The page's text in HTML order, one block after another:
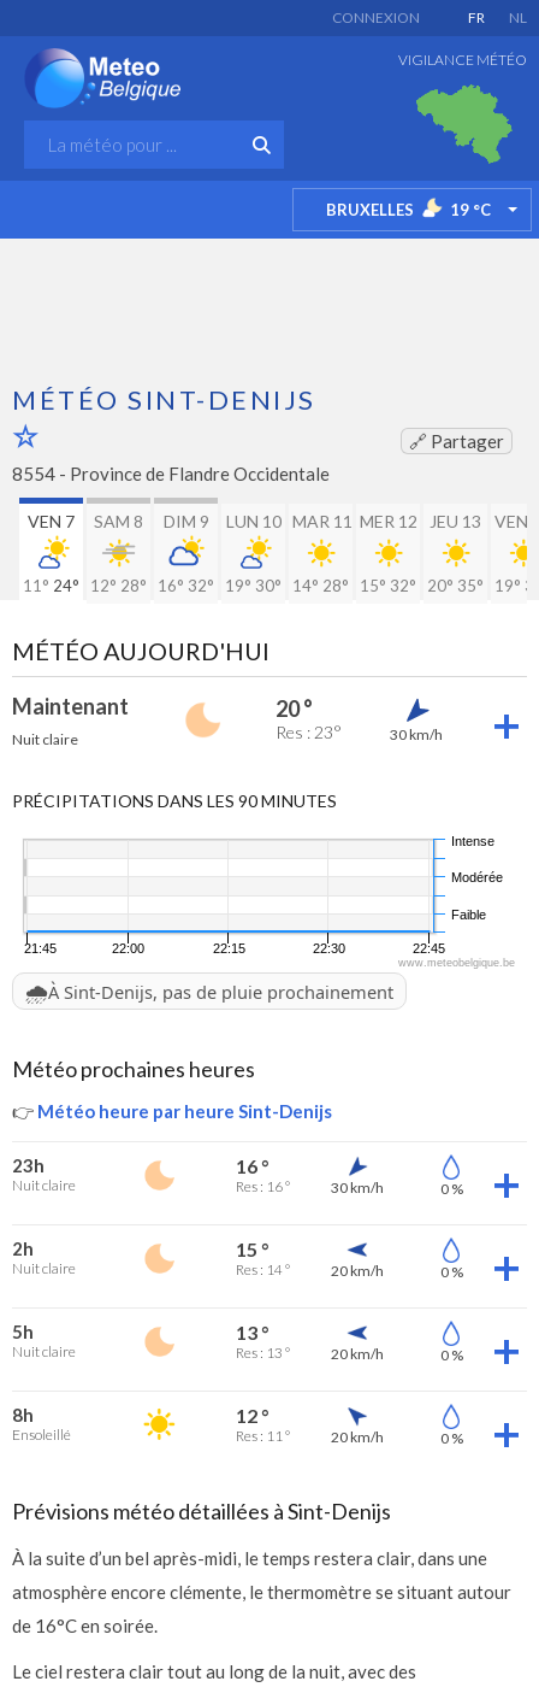
FR NL
CONNEXION
VIGILANCE MÉTÉO
BRUXELLES 19 °C
MÉTÉO SINT-DENIJS
🔗 Partager
8554 - Province de Flandre Occidentale
VEN 7
11° 24°
SAM 8
12° 28°
DIM 9
16° 32°
LUN 10
19° 30°
MAR 11
14° 28°
MER 12
15° 32°
JEU 13
20° 35°
VEN
19°
MÉTÉO AUJOURD'HUI
Maintenant
Nuit claire
20 °
Res : 23° 30 km/h
PRÉCIPITATIONS DANS LES 90 MINUTES
21:45 22:00 22:15 22:30 22:45
Faible
Modérée
Intense
www.meteobelgique.be
🌧️À Sint-Denijs, pas de pluie prochainement
Météo prochaines heures
👉 Météo heure par heure Sint-Denijs
23h
Nuit claire
16 °
Res : 16 ° 30 km/h 0 %
2h
Nuit claire
15 °
Res : 14 ° 20 km/h 0 %
5h
Nuit claire
13 °
Res : 13 ° 20 km/h 0 %
8h
Ensoleillé
12 °
Res : 11 ° 20 km/h 0 %
Prévisions météo détaillées à Sint-Denijs
À la suite d’un bel après-midi, le temps restera clair, dans une
atmosphère encore clémente, le thermomètre se situant autour
de 16°C en soirée.
Le ciel restera clair tout au long de la nuit, avec des